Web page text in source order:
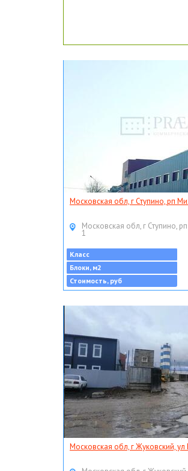
Московская обл, г Ступино, рп
Московская обл, г Ступино,
1
Класс
Блоки, м2
Стоимость, руб
Московская обл, г Жуковский,